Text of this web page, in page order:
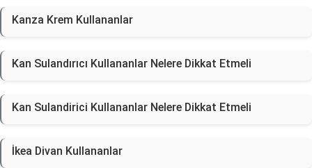
Kanza Krem Kullananlar
Kan Sulandırıcı Kullananlar Nelere Dikkat Etmeli
Kan Sulandirici Kullananlar Nelere Dikkat Etmeli
İkea Divan Kullananlar